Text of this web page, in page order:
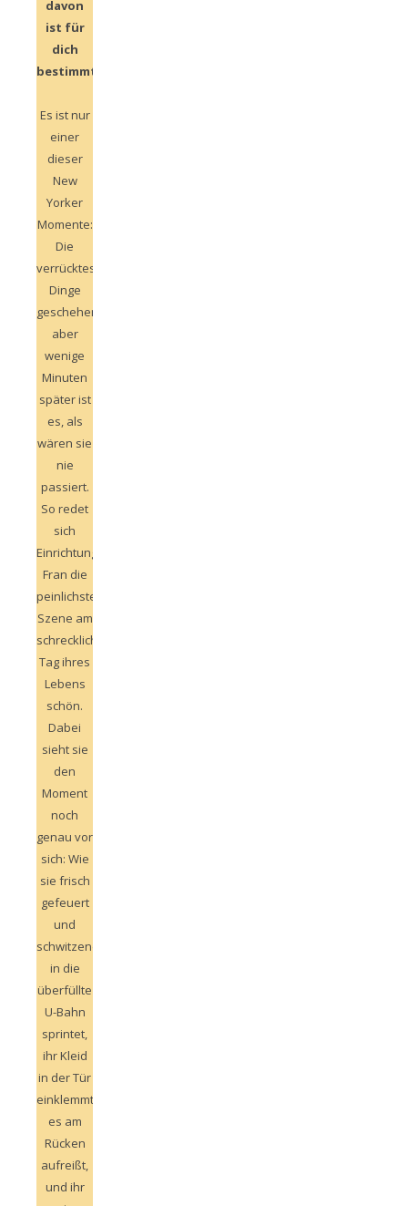
davon
ist für
dich
bestimmt.
Es ist nur
einer
dieser
New
Yorker
Momente:
Die
verrücktesten
Dinge
geschehen,
aber
wenige
Minuten
später ist
es, als
wären sie
nie
passiert.
So redet
sich
Einrichtungsdesignerin
Fran die
peinlichste
Szene am
schrecklichsten
Tag ihres
Lebens
schön.
Dabei
sieht sie
den
Moment
noch
genau vor
sich: Wie
sie frisch
gefeuert
und
schwitzend
in die
überfüllte
U-Bahn
sprintet,
ihr Kleid
in der Tür
einklemmt,
es am
Rücken
aufreißt,
und ihr